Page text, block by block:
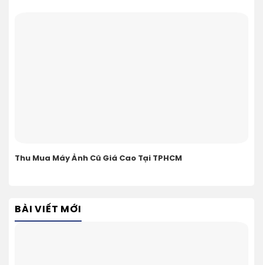
Thu Mua Máy Ảnh Cũ Giá Cao Tại TPHCM
BÀI VIẾT MỚI